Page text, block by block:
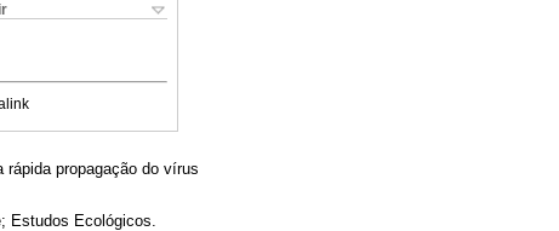
propagação do vírus
Estudos Ecológicos.